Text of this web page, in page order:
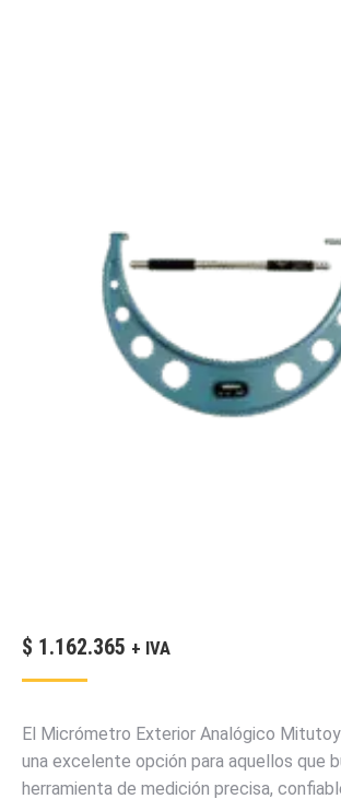
$ 1.162.365 + IVA
El Micrómetro Exterior Analógico
una excelente opción para aquellos que
herramienta de medición precisa,